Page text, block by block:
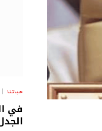
حياتنا
في